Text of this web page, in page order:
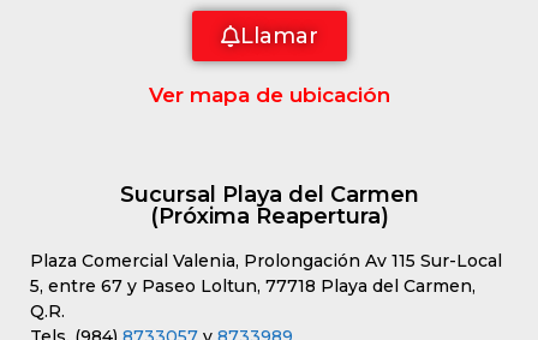
Llamar
Ver mapa de ubicación
Sucursal Playa del Carmen
(Próxima Reapertura)
Plaza Comercial Valenia, Prolongación Av 115 Sur-Local
5, entre 67 y Paseo Loltun, 77718 Playa del Carmen,
Q.R.